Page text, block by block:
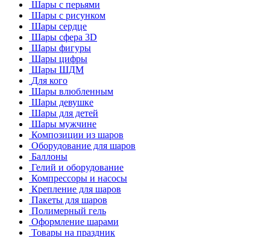
Шары с перьями
Шары с рисунком
Шары сердце
Шары сфера 3D
Шары фигуры
Шары цифры
Шары ШДМ
Для кого
Шары влюбленным
Шары девушке
Шары для детей
Шары мужчине
Композиции из шаров
Оборудование для шаров
Баллоны
Гелий и оборудование
Компрессоры и насосы
Крепление для шаров
Пакеты для шаров
Полимерный гель
Оформление шарами
Товары на праздник